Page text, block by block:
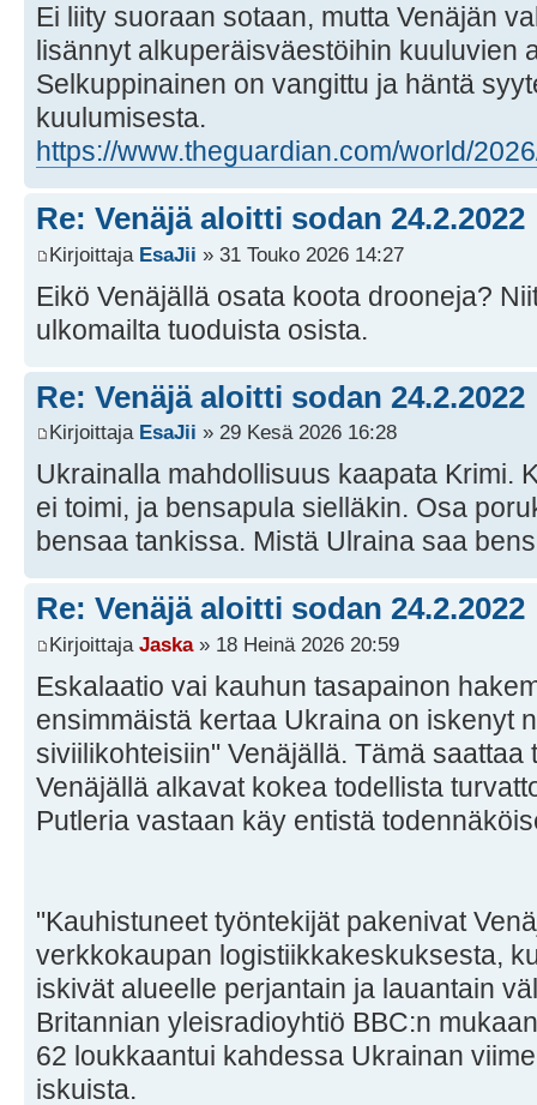
Ei liity suoraan sotaan, mutta Venäjän
lisännyt alkuperäisväestöihin kuuluvien
Selkuppinainen on vangittu ja häntä
kuulumisesta.
https://www.theguardian.com/world/
Re: Venäjä aloitti sodan 24.2.2022
Kirjoittaja EsaJii » 31 Touko 2026 14:27
Eikö Venäjällä osata koota drooneja?
ulkomailta tuoduista osista.
Re: Venäjä aloitti sodan 24.2.2022
Kirjoittaja EsaJii » 29 Kesä 2026 16:28
Ukrainalla mahdollisuus kaapata Krimi.
ei toimi, ja bensapula sielläkin. Osa
bensaa tankissa. Mistä Ulraina saa
Re: Venäjä aloitti sodan 24.2.2022
Kirjoittaja Jaska» 18 Heinä 2026 20:59
Eskalaatio vai kauhun tasapainon
ensimmäistä kertaa Ukraina on iskenyt
siviilikohteisiin" Venäjällä. Tämä
Venäjällä alkavat kokea todellista
Putleria vastaan käy entistä
"Kauhistuneet työntekijät pakenivat
verkkokaupan logistiikkakeskuksesta,
iskivät alueelle perjantain ja lauantain
Britannian yleisradioyhtiö BBC:n
62 loukkaantui kahdessa Ukrainan
iskuista.